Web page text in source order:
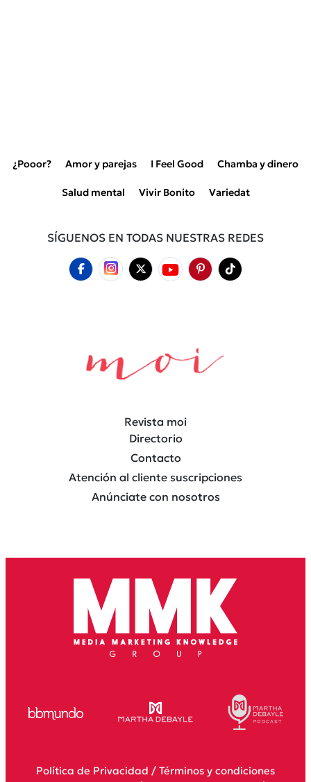
¿Pooor? Amor y parejas I Feel Good Chamba y dinero
Salud mental Vivir Bonito Variedat
SÍGUENOS EN TODAS NUESTRAS REDES
Revista moi
Directorio
Contacto
Atención al cliente suscripciones
Anúnciate con nosotros
Política de Privacidad / Términos y condiciones